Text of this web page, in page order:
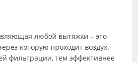
любой вытяжки – это
которую проходит воздух.
фильтрации, тем эффективнее